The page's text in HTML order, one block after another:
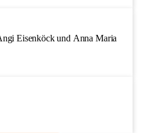
AUG
Eisenköck und Anna Maria